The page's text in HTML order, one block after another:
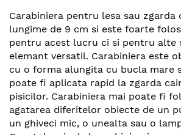
Carabiniera pentru lesa sau zgarda
lungime de 9 cm si este foarte
pentru acest lucru ci si pentru alte
elemant versatil. Carabiniera este
cu o forma alungita cu bucla mare
poate fi aplicata rapid la zgarda
pisicilor. Carabiniera mai poate fi
agatarea diferitelor obiecte de un
un ghiveci mic, o unealta sau o